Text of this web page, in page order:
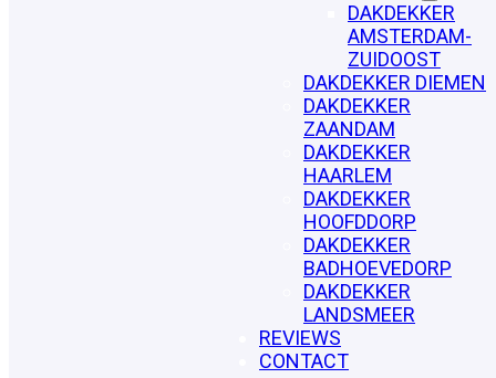
DAKDEKKER
AMSTERDAM-
ZUIDOOST
DAKDEKKER DIEMEN
DAKDEKKER
ZAANDAM
DAKDEKKER
HAARLEM
DAKDEKKER
HOOFDDORP
DAKDEKKER
BADHOEVEDORP
DAKDEKKER
LANDSMEER
REVIEWS
CONTACT